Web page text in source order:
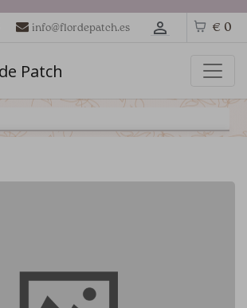
info@flordepatch.es € 0